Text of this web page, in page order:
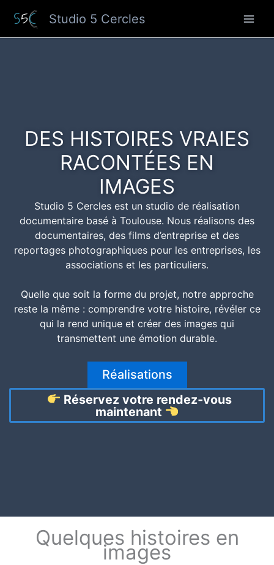
contenu
Studio 5 Cercles
DES HISTOIRES VRAIES
RACONTÉES EN
IMAGES
Studio 5 Cercles est un studio de réalisation
documentaire basé à Toulouse. Nous réalisons des
documentaires, des films d’entreprise et des
reportages photographiques pour les entreprises, les
associations et les particuliers.
Quelle que soit la forme du projet, notre approche
reste la même : comprendre votre histoire, révéler ce
qui la rend unique et créer des images qui
transmettent une émotion durable.
Réalisations
Réservez votre rendez‑vous
maintenant
Quelques histoires en
images